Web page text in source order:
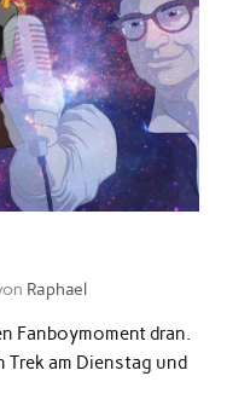
Raphael
Fanboymoment dran.
Trek am Dienstag und